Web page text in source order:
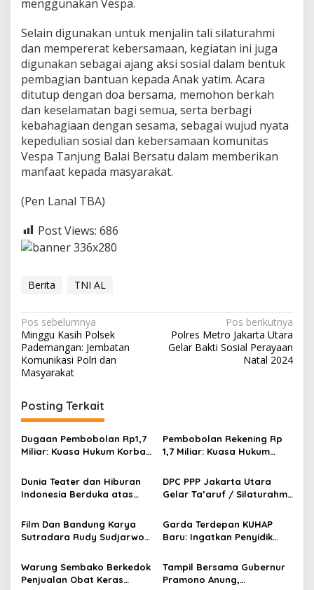
B
e
r
b
a
i
D
e
n
g
a
n
a
i
e
d
6
0
A
n
a
a
t
m
K
t
a
n
j
n
g
menggunakan Vespa.
Selain digunakan untuk menjalin tali silaturahmi
dan mempererat kebersamaan, kegiatan ini juga
digunakan sebagai ajang aksi sosial dalam bentuk
pembagian bantuan kepada Anak yatim. Acara
ditutup dengan doa bersama, memohon berkah
dan keselamatan bagi semua, serta berbagi
kebahagiaan dengan sesama, sebagai wujud nyata
kepedulian sosial dan kebersamaan komunitas
Vespa Tanjung Balai Bersatu dalam memberikan
manfaat kepada masyarakat.
(Pen Lanal TBA)
Post Views: 686
Berita TNI AL
N
a
v
i
g
a
s
i
p
o
s
Pos sebelumnya
Minggu Kasih Polsek
Pademangan: Jembatan
Komunikasi Polri dan
Masyarakat
Pos berikutnya
Polres Metro Jakarta Utara
Gelar Bakti Sosial Perayaan
Natal 2024
Posting Terkait
Dugaan Pembobolan Rp1,7
Miliar: Kuasa Hukum Korban
Keterlibatan Internal Bank
Aladin Syariah
Pembobolan Rekening Rp
1,7 Miliar: Kuasa Hukum
Pihak Internal Bank Aladin
Syariah
Dunia Teater dan Hiburan
Indonesia Berduka atas
Diding Boneng
DPC PPP Jakarta Utara
Gelar Ta’aruf / Silaturahmi
Pengurus Baru, Fokus
Konsolidasi Jelang
Musancab 13 September
Film Dan Bandung Karya
Sutradara Rudy Sudjarwo:
Secara Luas Mulai 20
Agustus 2026
Garda Terdepan KUHAP
Baru: Ingatkan Penyidik
Bersalah
Warung Sembako Berkedok
Penjualan Obat Keras
Tampil Bersama Gubernur
Pramono Anung,